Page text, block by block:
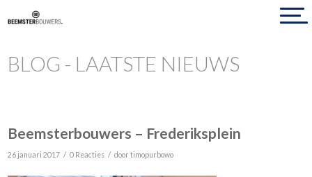
BLOG - LAATSTE NIEUWS
Beemsterbouwers – Frederiksplein
26 januari 2017 / 0 Reacties / doortimopurbowo